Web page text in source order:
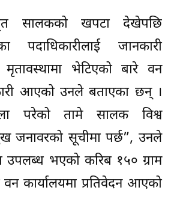
मृत सालकको खपटा देखेपछि
पदाधिकारीलाई जानकारी
भेटिएको बारे वन
आएको उनले बताएका छन् ।
परेको तामे सालक विश्व
जनावरको सूचीमा पर्छ”, उनले
उपलब्ध भएको करिब १५० ग्राम
कार्यालयमा प्रतिवेदन आएको